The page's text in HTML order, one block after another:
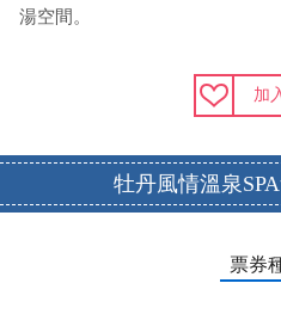
湯空間。
加
牡丹風情溫泉
票券